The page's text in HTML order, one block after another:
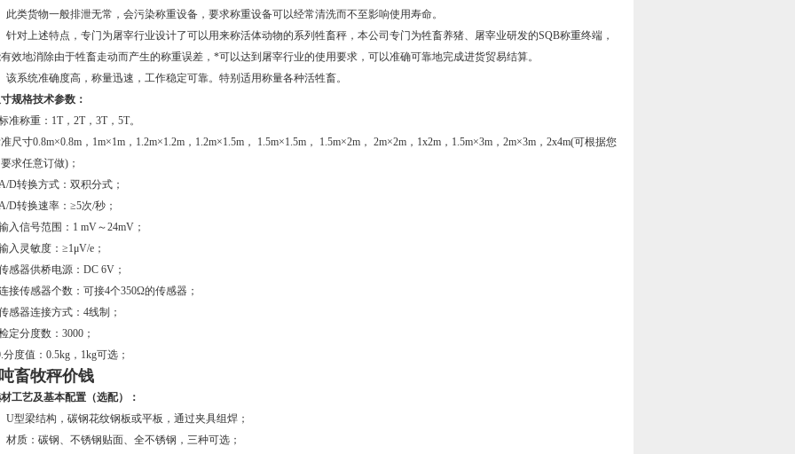
此类货物一般排泄无常，会污染称重设备，要求称重设备可以经常清洗而不至影响使用寿命。
针对上述特点，专门为屠宰行业设计了可以用来称活体动物的系列牲畜秤，本公司专门为牲畜养猪、屠宰业研发的SQB称重终端，
效地消除由于牲畜走动而产生的称重误差，*可以达到屠宰行业的使用要求，可以准确可靠地完成进货贸易结算。
该系统准确度高，称量迅速，工作稳定可靠。特别适用称量各种活牲畜。
规格技术参数：
准称重：1T，2T，3T，5T。
尺寸0.8m×0.8m，1m×1m，1.2m×1.2m，1.2m×1.5m， 1.5m×1.5m， 1.5m×2m， 2m×2m，1x2m，1.5m×3m，2m×3m，2x4m(可根据您
求任意订做)；
D转换方式：双积分式；
D转换速率：≥5次/秒；
入信号范围：1 mV～24mV；
入灵敏度：≥1μV/e；
感器供桥电源：DC 6V；
接传感器个数：可接4个350Ω的传感器；
感器连接方式：4线制；
定分度数：3000；
分度值：0.5kg，1kg可选；
畜牧秤价钱
工艺及基本配置（选配）：
U型梁结构，碳钢花纹钢板或平板，通过夹具组焊；
材质：碳钢、不锈钢贴面、全不锈钢，三种可选；